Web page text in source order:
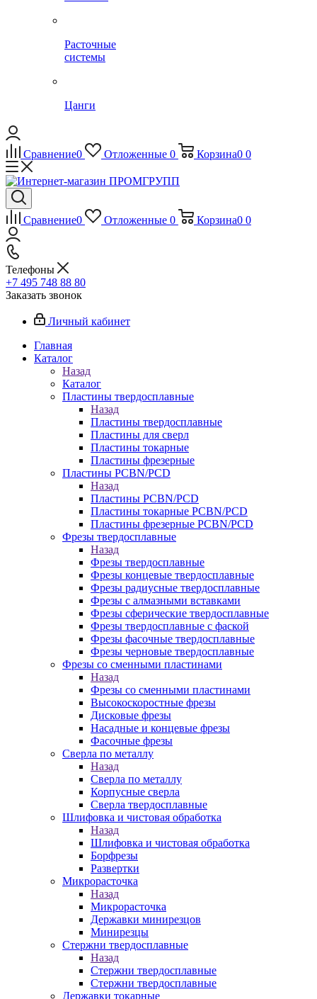
Расточные
системы
Цанги
Сравнение0 Отложенные 0 Корзина0 0
Сравнение0 Отложенные 0 Корзина0 0
Телефоны
+7 495 748 88 80
Заказать звонок
Личный кабинет
Главная
Каталог
Назад
Каталог
Пластины твердосплавные
Назад
Пластины твердосплавные
Пластины для сверл
Пластины токарные
Пластины фрезерные
Пластины PCBN/PCD
Назад
Пластины PCBN/PCD
Пластины токарные PCBN/PCD
Пластины фрезерные PCBN/PCD
Фрезы твердосплавные
Назад
Фрезы твердосплавные
Фрезы концевые твердосплавные
Фрезы радиусные твердосплавные
Фрезы с алмазными вставками
Фрезы сферические твердосплавные
Фрезы твердосплавные с фаской
Фрезы фасочные твердосплавные
Фрезы черновые твердосплавные
Фрезы со сменными пластинами
Назад
Фрезы со сменными пластинами
Высокоскоростные фрезы
Дисковые фрезы
Насадные и концевые фрезы
Фасочные фрезы
Сверла по металлу
Назад
Сверла по металлу
Корпусные сверла
Сверла твердосплавные
Шлифовка и чистовая обработка
Назад
Шлифовка и чистовая обработка
Борфрезы
Развертки
Микрорасточка
Назад
Микрорасточка
Державки минирезцов
Минирезцы
Стержни твердосплавные
Назад
Стержни твердосплавные
Стержни твердосплавные
Державки токарные